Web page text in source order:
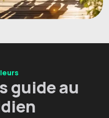
guide au